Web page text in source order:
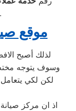
غضون
موقع
وسوف يتوجه
لكن لكي
اذ ان مركز صيانة